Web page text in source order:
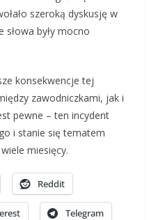
szeroką dyskusję w
słowa były mocno
konsekwencje tej
zawodniczkami, jak i
pewne – ten incydent
i stanie się tematem
miesięcy.
Reddit
Telegram